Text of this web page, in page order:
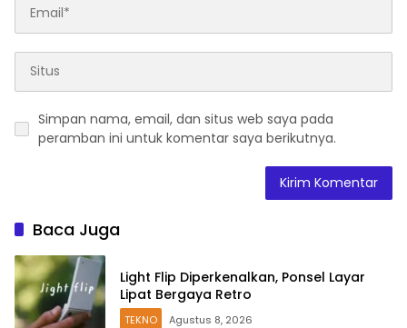
Simpan nama, email, dan situs web saya pada
peramban ini untuk komentar saya berikutnya.
Baca Juga
Light Flip Diperkenalkan, Ponsel Layar
Lipat Bergaya Retro
TEKNO Agustus 8, 2026